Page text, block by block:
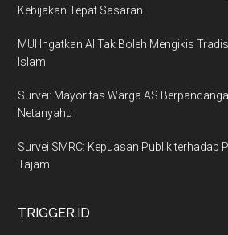
Kebijakan Tepat Sasaran
MUI Ingatkan AI Tak Boleh Mengikis
Islam
Survei: Mayoritas Warga AS
Netanyahu
Survei SMRC: Kepuasan Publik terhadap
Tajam
TRIGGER.ID